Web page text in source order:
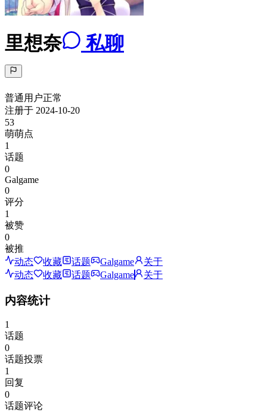
里想奈 私聊
普通用户正常
注册于 2024-10-20
53
萌萌点
1
话题
0
Galgame
0
评分
1
被赞
0
被推
动态
收藏 话题 Galgame
关于
动态
收藏 话题 Galgame 关于
内容统计
1
话题
0
话题投票
1
回复
0
话题评论